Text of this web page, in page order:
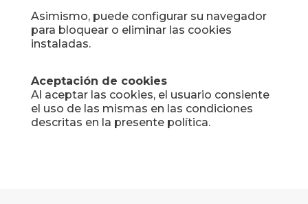
Asimismo, puede configurar su navegador
para bloquear o eliminar las cookies
instaladas.
Aceptación de cookies
Al aceptar las cookies, el usuario consiente
el uso de las mismas en las condiciones
descritas en la presente política.